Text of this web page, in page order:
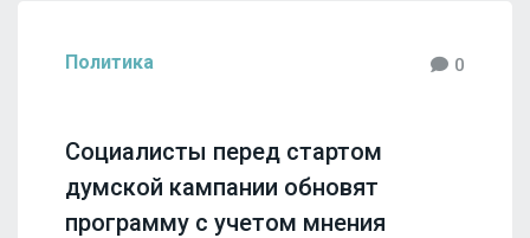
Политика 0
Социалисты перед стартом
думской кампании обновят
программу с учетом мнения